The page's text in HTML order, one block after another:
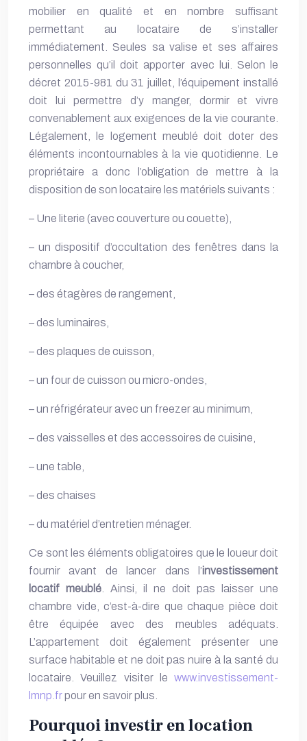
mobilier en qualité et en nombre suffisant
permettant au locataire de s’installer
immédiatement. Seules sa valise et ses affaires
personnelles qu’il doit apporter avec lui. Selon le
décret 2015-981 du 31 juillet, l’équipement installé
doit lui permettre d’y manger, dormir et vivre
convenablement aux exigences de la vie courante.
Légalement, le logement meublé doit doter des
éléments incontournables à la vie quotidienne. Le
propriétaire a donc l’obligation de mettre à la
disposition de son locataire les matériels suivants :
– Une literie (avec couverture ou couette),
– un dispositif d’occultation des fenêtres dans la
chambre à coucher,
– des étagères de rangement,
– des luminaires,
– des plaques de cuisson,
– un four de cuisson ou micro-ondes,
– un réfrigérateur avec un freezer au minimum,
– des vaisselles et des accessoires de cuisine,
– une table,
– des chaises
– du matériel d’entretien ménager.
Ce sont les éléments obligatoires que le loueur doit
fournir avant de lancer dans l’investissement
locatif meublé . Ainsi, il ne doit pas laisser une
chambre vide, c’est-à-dire que chaque pièce doit
être équipée avec des meubles adéquats.
L’appartement doit également présenter une
surface habitable et ne doit pas nuire à la santé du
locataire. Veuillez visiter le www.investissement-
lmnp.frpour en savoir plus.
Pourquoi investir en location